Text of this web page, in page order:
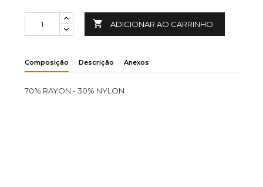
 ADICIONAR AO CARRINHO
Composição Descrição Anexos
70% RAYON - 30% NYLON